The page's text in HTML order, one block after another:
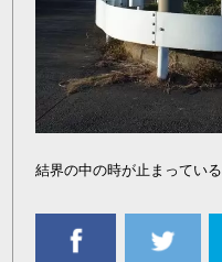
結界の中の時が止まっている